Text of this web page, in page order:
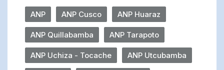
ANP ANP Cusco ANP Huaraz
ANP Quillabamba ANP Tarapoto
ANP Uchiza - Tocache ANP Utcubamba